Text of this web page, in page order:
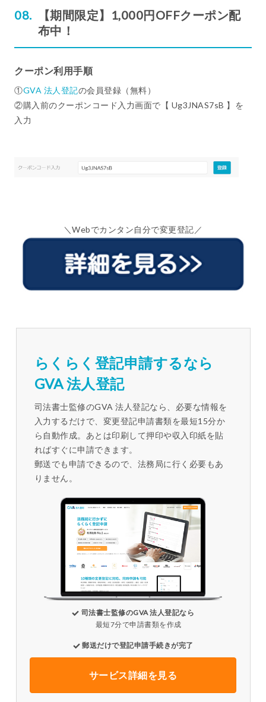
【期間限定】1,000円OFFクーポン配
布中！
クーポン利用手順
①GVA 法人登記の会員登録（無料）
②購入前のクーポンコード入力画面で【 Ug3JNAS7sB 】を
入力
＼Webでカンタン自分で変更登記／
らくらく登記申請するなら
GVA 法人登記
司法書士監修のGVA 法人登記なら、必要な情報を
入力するだけで、変更登記申請書類を最短15分か
ら自動作成。あとは印刷して押印や収入印紙を貼
ればすぐに申請できます。
郵送でも申請できるので、法務局に行く必要もあ
りません。
司法書士監修のGVA 法人登記なら
最短7分で申請書類を作成
郵送だけで登記申請手続きが完了
サービス詳細を見る